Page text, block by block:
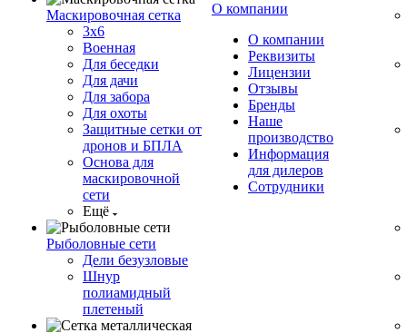
Маскировочная сетка
3х6
Военная
Для беседки
Для дачи
Для забора
Для охоты
Защитные сетки от
дронов и БПЛА
Основа для
маскировочной
сети
Ещё
Рыболовные сети
Дели безузловые
Шнур
полиамидный
плетеный
О компании
О компании
Реквизиты
Лицензии
Отзывы
Бренды
Наше
производство
Информация
для дилеров
Сотрудники